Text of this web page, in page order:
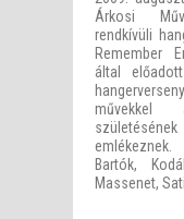
Árkosi
rendkívüli
Remember
által
Bartók,
Massenet,